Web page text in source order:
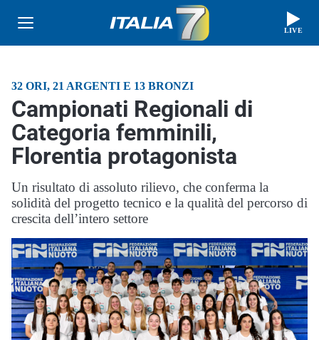
LIVE
32 ORI, 21 ARGENTI E 13 BRONZI
Campionati Regionali di
Categoria femminili,
Florentia protagonista
Un risultato di assoluto rilievo, che conferma la
solidità del progetto tecnico e la qualità del percorso di
crescita dell’intero settore